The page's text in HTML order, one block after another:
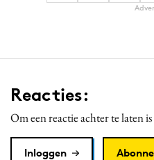
Reacties:
Om een reactie achter te laten
Inloggen